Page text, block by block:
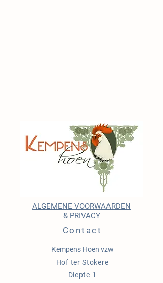
ALGEMENE VOORWAARDEN
& PRIVACY
Contact
Kempens Hoen vzw
Hof ter Stokere
Diepte 1